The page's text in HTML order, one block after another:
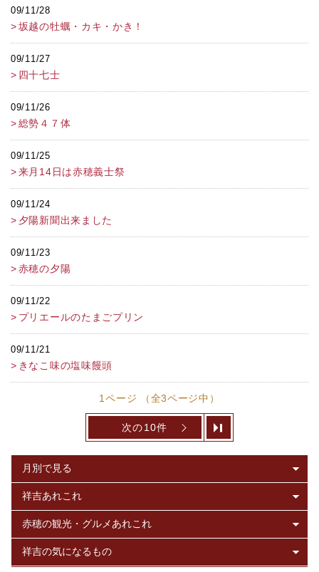
09/11/28
坂越の牡蠣・カキ・かき！
09/11/27
四十七士
09/11/26
総勢４７体
09/11/25
来月14日は赤穂義士祭
09/11/24
夕陽新聞出来ました
09/11/23
赤穂の夕陽
09/11/22
プリエールのたまごプリン
09/11/21
きなこ味の塩味饅頭
1ページ （全3ページ中）
次の10件